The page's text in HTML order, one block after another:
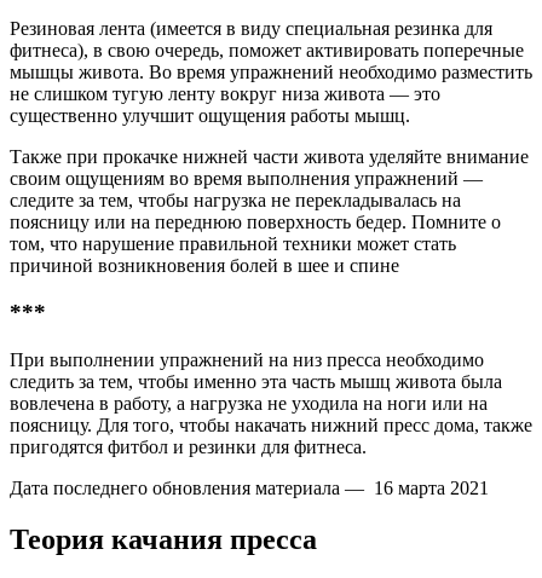
Резиновая лента (имеется в виду специальная резинка для
фитнеса), в свою очередь, поможет активировать поперечные
мышцы живота. Во время упражнений необходимо разместить
не слишком тугую ленту вокруг низа живота — это
существенно улучшит ощущения работы мышц.
Также при прокачке нижней части живота уделяйте внимание
своим ощущениям во время выполнения упражнений —
следите за тем, чтобы нагрузка не перекладывалась на
поясницу или на переднюю поверхность бедер. Помните о
том, что нарушение правильной техники может стать
причиной возникновения болей в шее и спине
***
При выполнении упражнений на низ пресса необходимо
следить за тем, чтобы именно эта часть мышц живота была
вовлечена в работу, а нагрузка не уходила на ноги или на
поясницу. Для того, чтобы накачать нижний пресс дома, также
пригодятся фитбол и резинки для фитнеса.
Дата последнего обновления материала — 16 марта 2021
Теория качания пресса